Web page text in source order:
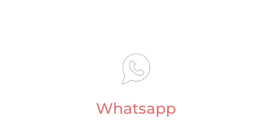
Whatsapp